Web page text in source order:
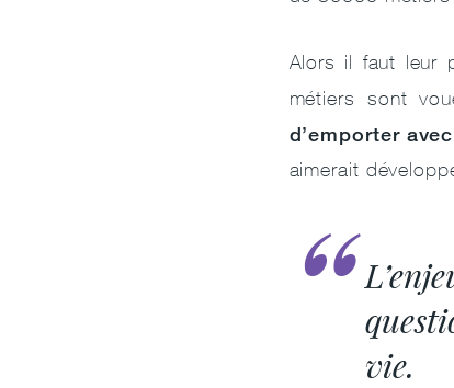
Alors il faut leur
métiers sont
d’emporter
aimerait
vie.